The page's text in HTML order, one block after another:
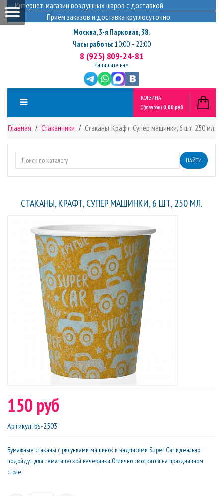
Интернет-магазин воздушных шаров с доставкой
Приём заказов и доставка круглосуточно
Москва,3-я Парковая, 38.
Часы работы:10:00 – 22:00
8 (925) 809-24-81
Напишите нам
КОРЗИНА
0(товаров) 0,00 руб
Главная Стаканчики Стаканы, Крафт, Супер машинки, 6 шт, 250 мл.
НАЙТИ
СТАКАНЫ, КРАФТ, СУПЕР МАШИНКИ, 6 ШТ, 250 МЛ.
150 руб
Артикул: bs-2503
Бумажные стаканы с рисунками машинок и надписями Super Car идеально
подойдут для тематической вечеринки. Отлично смотрятся на праздничном
столе.